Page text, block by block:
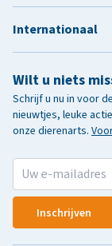
Wilt u niets
Schrijf u nu in voor
nieuwtjes, leuke
onze dierenarts.
Inschrijven
Internationaal